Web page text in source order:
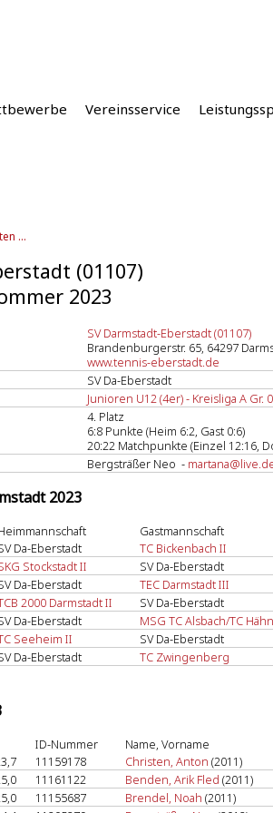
Vereinsservice
...
(01107)
2023
SV Darmstadt-Eberstadt (01107)
Brandenburgerstr. 65, 64297
www.tennis-eberstadt.de
SV Da-Eberstadt
Junioren U12 (4er) - Kreisliga A Gr.
4. Platz
6:8 Punkte (Heim 6:2, Gast 0:6)
20:22 Matchpunkte (Einzel 12:16,
Bergsträßer Neo -
2023
Gastmannschaft
Da-Eberstadt TC Bickenbach II
Stockstadt II SV Da-Eberstadt
Da-Eberstadt TEC Darmstadt III
2000 Darmstadt II SV Da-Eberstadt
Da-Eberstadt MSG TC Alsbach/TC
Seeheim II SV Da-Eberstadt
Da-Eberstadt TC Zwingenberg
ID-Nummer Name, Vorname
11159178 Christen, Anton (2011)
11161122 Benden, Arik Fled (2011)
11155687 Brendel, Noah (2011)